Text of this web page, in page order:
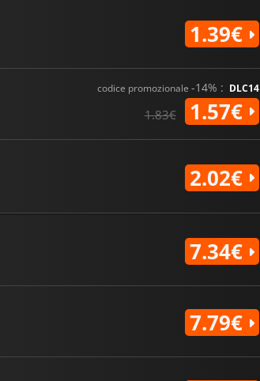
1.39€
codice promozionale -14% : DLC14
1.83€ 1.57€
2.02€
7.34€
7.79€